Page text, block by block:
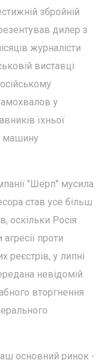
збройній
дилер з
журналісти
виставці
у
їхньої
машину
"Шерп" мусила
став усе більш
оскільки Росія
проти
реєстрів, у липні
невідомій
вторгнення
основний ринок -